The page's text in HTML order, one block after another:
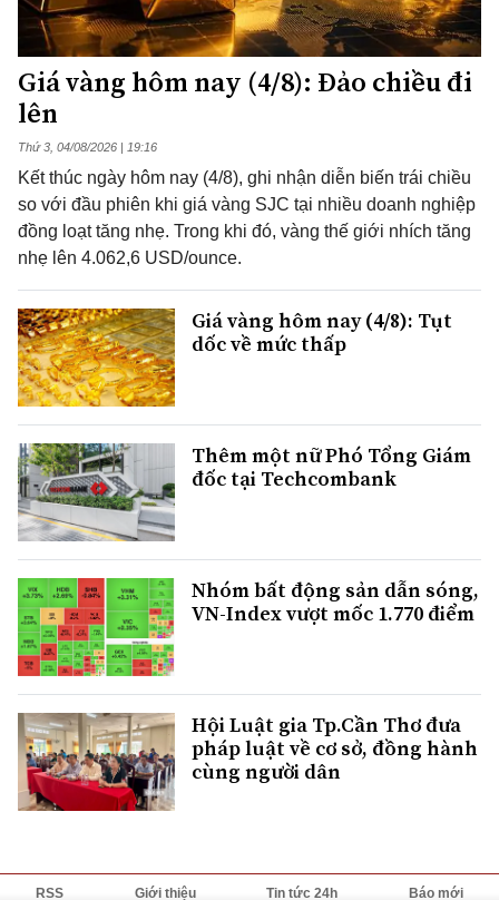
Giá vàng hôm nay (4/8): Đảo chiều đi
lên
Thứ 3, 04/08/2026 | 19:16
Kết thúc ngày hôm nay (4/8), ghi nhận diễn biến trái chiều
so với đầu phiên khi giá vàng SJC tại nhiều doanh nghiệp
đồng loạt tăng nhẹ. Trong khi đó, vàng thế giới nhích tăng
nhẹ lên 4.062,6 USD/ounce.
Giá vàng hôm nay (4/8): Tụt
dốc về mức thấp
Thêm một nữ Phó Tổng Giám
đốc tại Techcombank
Nhóm bất động sản dẫn sóng,
VN-Index vượt mốc 1.770 điểm
Hội Luật gia Tp.Cần Thơ đưa
pháp luật về cơ sở, đồng hành
cùng người dân
RSS Giới thiệu Tin tức 24h Báo mới